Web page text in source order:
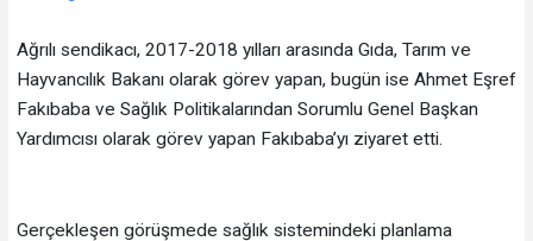
Ağrılı sendikacı, 2017-2018 yılları arasında Gıda, Tarım ve
Hayvancılık Bakanı olarak görev yapan, bugün ise Ahmet Eşref
Fakıbaba ve Sağlık Politikalarından Sorumlu Genel Başkan
Yardımcısı olarak görev yapan Fakıbaba’yı ziyaret etti.
Gerçekleşen görüşmede sağlık sistemindeki planlama